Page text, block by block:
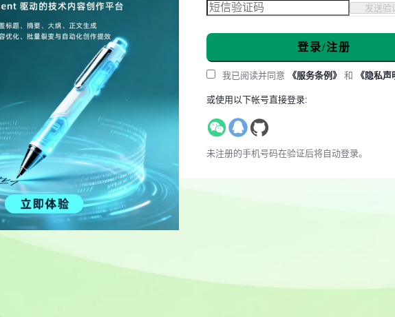
发送验
登录/注册
我已阅读并同意 《服务条例》 和 《隐私声
或使用以下帐号直接登录:
未注册的手机号码在验证后将自动登录。